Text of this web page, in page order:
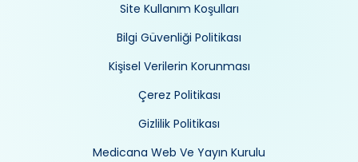
Site Kullanım Koşulları
Bilgi Güvenliği Politikası
Kişisel Verilerin Korunması
Çerez Politikası
Gizlilik Politikası
Medicana Web Ve Yayın Kurulu